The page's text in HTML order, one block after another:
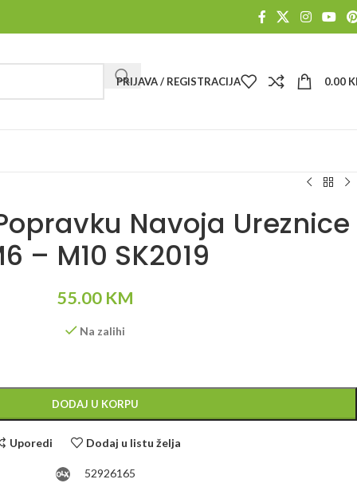
PRIJAVA / REGISTRACIJA 0.00
Navoja Ureznice
– M10 SK2019
55.00 KM
Na zalihi
DODAJ U KORPU
Uporedi Dodaj u listu želja
52926165